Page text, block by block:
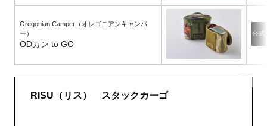
Oregonian Camper（オレゴニアンキャンパ
ー）
ODカン to GO
公式
RISU（リス） スタックカーゴ